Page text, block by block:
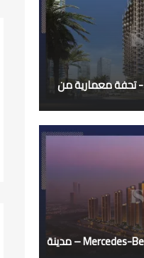
The Symphony by Imtiaz - تحفة معمارية من
Mercedes-Benz Places - Binghatti City – مدينة